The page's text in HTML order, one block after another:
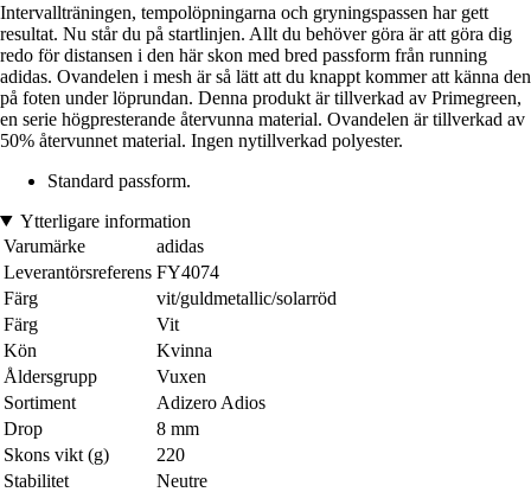
Intervallträningen, tempolöpningarna och gryningspassen har gett
resultat. Nu står du på startlinjen. Allt du behöver göra är att göra dig
redo för distansen i den här skon med bred passform från running
adidas. Ovandelen i mesh är så lätt att du knappt kommer att känna den
på foten under löprundan. Denna produkt är tillverkad av Primegreen,
en serie högpresterande återvunna material. Ovandelen är tillverkad av
50% återvunnet material. Ingen nytillverkad polyester.
Standard passform.
Ytterligare information
Varumärke
adidas
Leverantörsreferens FY4074
Färg
vit/guldmetallic/solarröd
Färg
Vit
Kön
Kvinna
Åldersgrupp
Vuxen
Sortiment
Adizero Adios
Drop
8 mm
Skons vikt (g)
220
Stabilitet
Neutre